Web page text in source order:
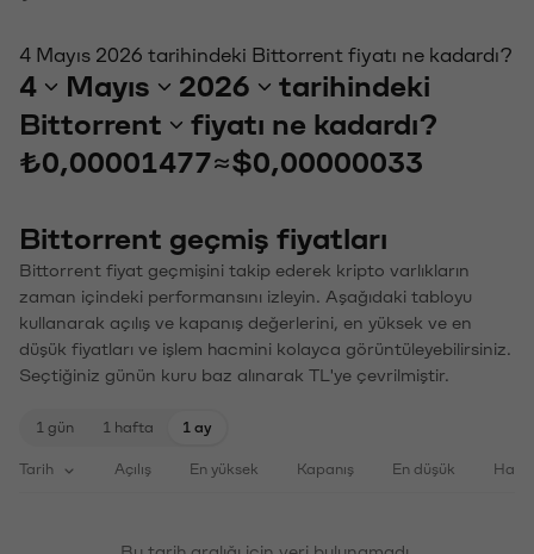
4 Mayıs 2026 tarihindeki Bittorrent fiyatı ne kadardı?
4 Mayıs 2026
tarihindeki
Bittorrent
fiyatı ne kadardı?
₺0,00001477≈$0,00000033
Bittorrent geçmiş fiyatları
Bittorrent fiyat geçmişini takip ederek kripto varlıkların
zaman içindeki performansını izleyin. Aşağıdaki tabloyu
kullanarak açılış ve kapanış değerlerini, en yüksek ve en
düşük fiyatları ve işlem hacmini kolayca görüntüleyebilirsiniz.
Seçtiğiniz günün kuru baz alınarak TL'ye çevrilmiştir.
1 gün 1 hafta 1 ay
Tarih Açılış En yüksek Kapanış En düşük
Bu tarih aralığı için veri bulunamadı.